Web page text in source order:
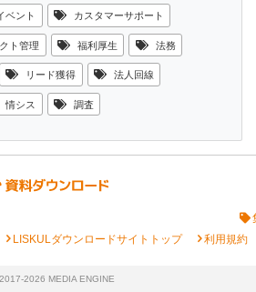
ベント カスタマーサポート
ト管理 福利厚生 法務
リード獲得 法人回線
情シス 調査
chevron_rightLISKULダウンロードサイトトップ chevron_right利用規約
2026 MEDIA ENGINE